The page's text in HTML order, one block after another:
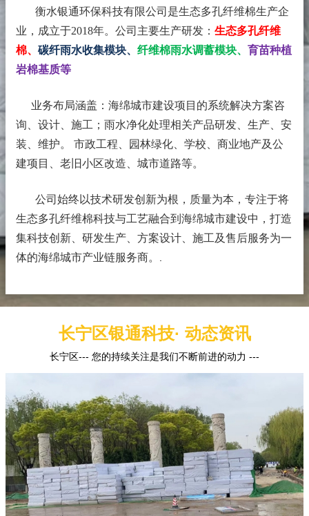
衡水银通环保科技有限公司是生态多孔纤维棉生产企
业，成立于2018年。 公司主要生产研发： 生态多孔纤维
棉、 碳纤雨水收集模块、 纤维棉雨水调蓄模块、 育苗种植
岩棉基质等
业务布局涵盖：海绵城市建设项目的系统解决方案咨
询、设计、施工；雨水净化处理相关产品研发、生产、安
装、维护。 市政工程、园林绿化、学校、商业地产及公
建项目、老旧小区改造、城市道路等。
公司始终以技术研发创新为根，质量为本，专注于将
生态多孔纤维棉科技与工艺融合到海绵城市建设中，打造
集科技创新、研发生产、方案设计、施工及售后服务为一
体的海绵城市产业链服务商。
长宁区银通科技· 动态资讯
长宁区--- 您的持续关注是我们不断前进的动力 ---